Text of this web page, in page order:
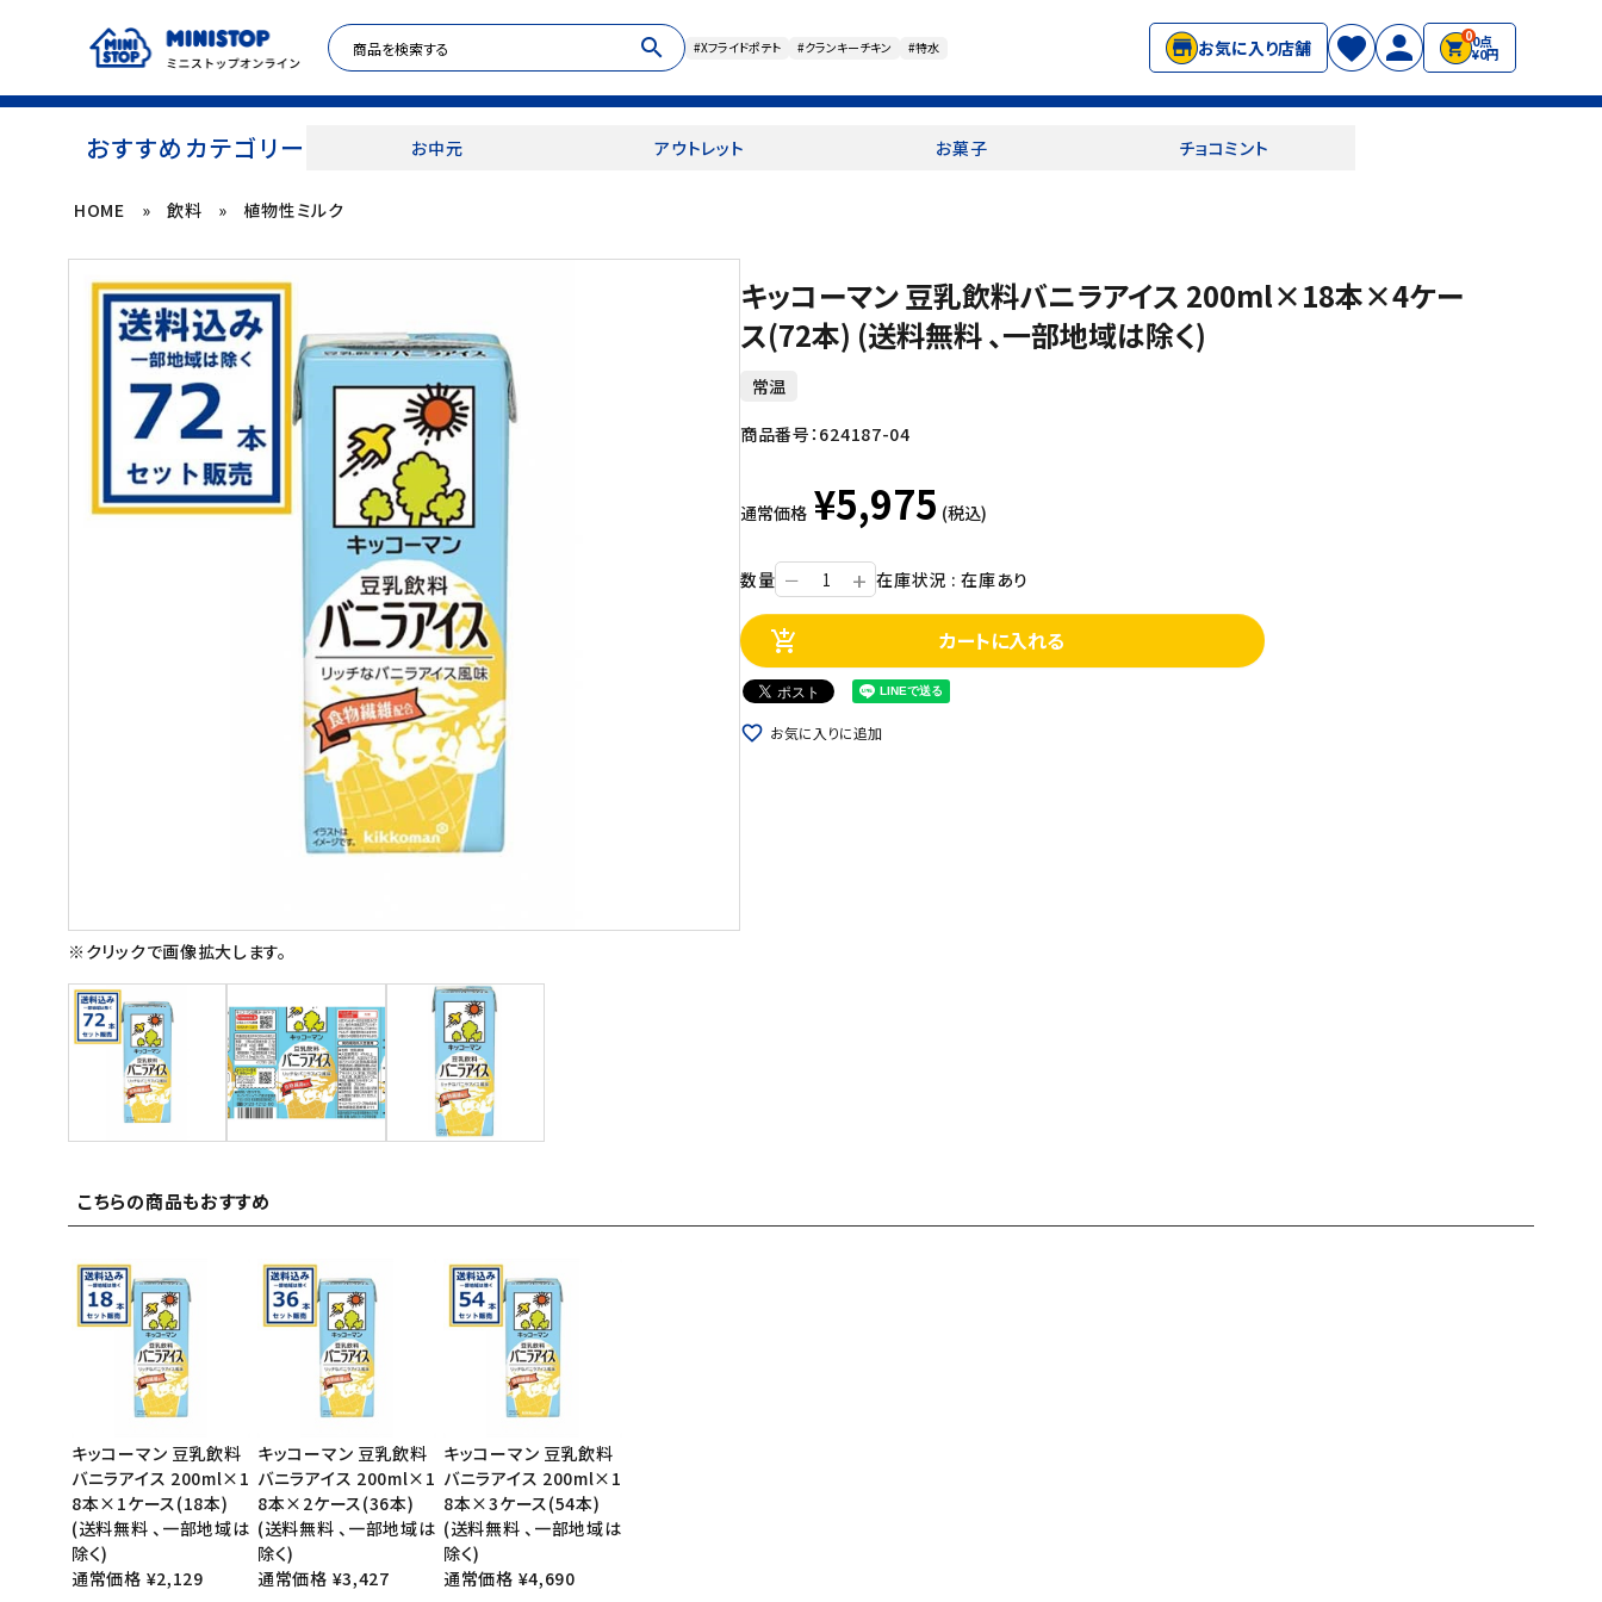
search #Xフライドポテト #クランキーチキン #特水 お気に入り店舗
00点
¥0円
おすすめカテゴリー お中元 アウトレット お菓子 チョコミント
ACCOUNT MENU
ログイン person 新規登録
カテゴリから探す
冷凍食品
フードロス
ペット用品
SHOP GUIDE
特定商取引法表示について
プライバシーポリシー
利用規約
HOME » 飲料 » 植物性ミルク
※クリックで画像拡大します。
キッコーマン 豆乳飲料バニラアイス 200ml×18本×4ケー
ス(72本) (送料無料 、一部地域は除く)
常温
商品番号： 624187-04
通常価格 ¥5,975 (税込)
数量 ー + 在庫状況 : 在庫あり
add_shopping_cart カートに入れる
favorite_border お気に入りに追加
こちらの商品もおすすめ
キッコーマン 豆乳飲料
バニラアイス 200ml×1
8本×1ケース(18本)
(送料無料 、一部地域は
除く)
通常価格 ¥2,129
キッコーマン 豆乳飲料
バニラアイス 200ml×1
8本×2ケース(36本)
(送料無料 、一部地域は
除く)
通常価格 ¥3,427
キッコーマン 豆乳飲料
バニラアイス 200ml×1
8本×3ケース(54本)
(送料無料 、一部地域は
除く)
通常価格 ¥4,690